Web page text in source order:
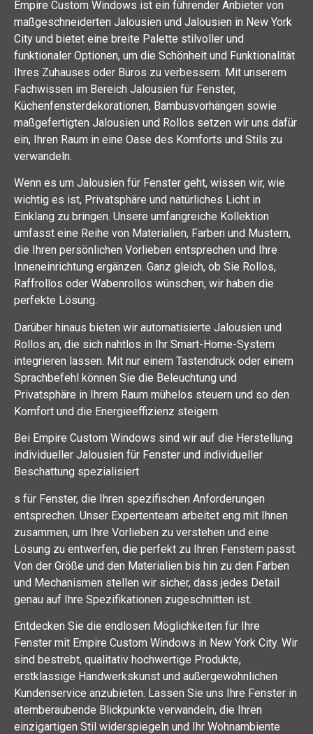
Empire Custom Windows ist ein führender Anbieter von
maßgeschneiderten Jalousien und Jalousien in New York
City und bietet eine breite Palette stilvoller und
funktionaler Optionen, um die Schönheit und Funktionalität
Ihres Zuhauses oder Büros zu verbessern. Mit unserem
Fachwissen im Bereich Jalousien für Fenster,
Küchenfensterdekorationen, Bambusvorhängen sowie
maßgefertigten Jalousien und Rollos setzen wir uns dafür
ein, Ihren Raum in eine Oase des Komforts und Stils zu
verwandeln.
Wenn es um Jalousien für Fenster geht, wissen wir, wie
wichtig es ist, Privatsphäre und natürliches Licht in
Einklang zu bringen. Unsere umfangreiche Kollektion
umfasst eine Reihe von Materialien, Farben und Mustern,
die Ihren persönlichen Vorlieben entsprechen und Ihre
Inneneinrichtung ergänzen. Ganz gleich, ob Sie Rollos,
Raffrollos oder Wabenrollos wünschen, wir haben die
perfekte Lösung.
Darüber hinaus bieten wir automatisierte Jalousien und
Rollos an, die sich nahtlos in Ihr Smart-Home-System
integrieren lassen. Mit nur einem Tastendruck oder einem
Sprachbefehl können Sie die Beleuchtung und
Privatsphäre in Ihrem Raum mühelos steuern und so den
Komfort und die Energieeffizienz steigern.
Bei Empire Custom Windows sind wir auf die Herstellung
individueller Jalousien für Fenster und individueller
Beschattung spezialisiert
s für Fenster, die Ihren spezifischen Anforderungen
entsprechen. Unser Expertenteam arbeitet eng mit Ihnen
zusammen, um Ihre Vorlieben zu verstehen und eine
Lösung zu entwerfen, die perfekt zu Ihren Fenstern passt.
Von der Größe und den Materialien bis hin zu den Farben
und Mechanismen stellen wir sicher, dass jedes Detail
genau auf Ihre Spezifikationen zugeschnitten ist.
Entdecken Sie die endlosen Möglichkeiten für Ihre
Fenster mit Empire Custom Windows in New York City. Wir
sind bestrebt, qualitativ hochwertige Produkte,
erstklassige Handwerkskunst und außergewöhnlichen
Kundenservice anzubieten. Lassen Sie uns Ihre Fenster in
atemberaubende Blickpunkte verwandeln, die Ihren
einzigartigen Stil widerspiegeln und Ihr Wohnambiente